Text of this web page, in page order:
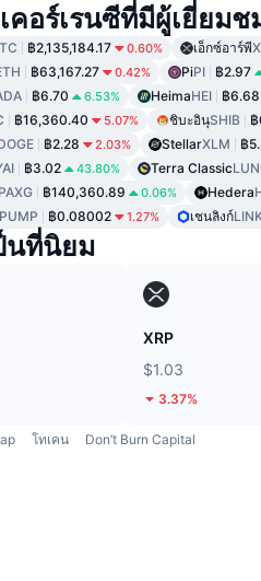
คอร์เรนซีที่มีผู้เยี่ยม
฿2,135,184.17 0.60% เอ็กซ์อาร์พี
฿63,167.27 0.42% PiPI ฿2.97
฿6.70 6.53% HeimaHEI ฿6.68
฿16,360.40 5.07% ชิบะอินุSHIB
฿2.28 2.03% StellarXLM ฿
฿3.02 43.80% Terra Classic
PAXG ฿140,360.89 0.06% Hedera
PUMP ฿0.08002 1.27% เชนลิงก์
นที่นิยม
XRP
$1.03
3.37%
โทเคน Don’t Burn Capital